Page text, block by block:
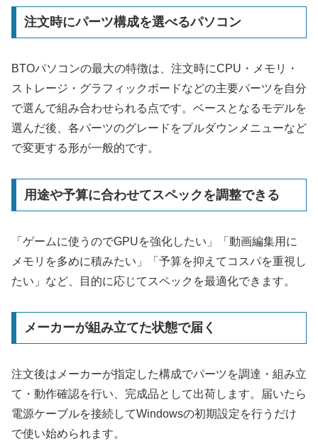
注文時にパーツ構成を選べるパソコン
BTOパソコンの最大の特徴は、注文時にCPU・メモリ・
ストレージ・グラフィックボードなどの主要パーツを自分
で選んで組み合わせられる点です。ベースとなるモデルを
選んだ後、各パーツのグレードをプルダウンメニューなど
で変更する形が一般的です。
用途や予算に合わせてスペックを調整できる
「ゲームに使うのでGPUを強化したい」「動画編集用に
メモリを多めに積みたい」「予算を抑えてコスパを重視し
たい」など、目的に応じてスペックを最適化できます。
メーカーが組み立てた状態で届く
注文後はメーカーが指定した構成でパーツを調達・組み立
て・動作確認を行い、完成品として出荷します。届いたら
電源ケーブルを接続してWindowsの初期設定を行うだけ
で使い始められます。